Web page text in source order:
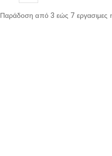
Παράδοση από 3 εώς 7 εργασιμες